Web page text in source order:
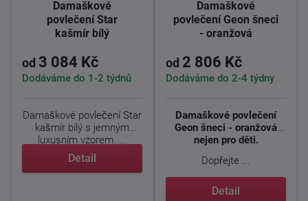
Damaškové
povlečení Star
kašmír bílý
od 3 084 Kč
Dodáváme do 1-2 týdnů
Damaškové povlečení Star
kašmír bílý s jemným
luxusním vzorem. ...
Detail
Damaškové
povlečení Geon šneci
- oranžová
od 2 806 Kč
Dodáváme do 2-4 týdny
Damaškové povlečení
Geon šneci - oranžová
nejen pro děti.
Dopřejte ...
Detail